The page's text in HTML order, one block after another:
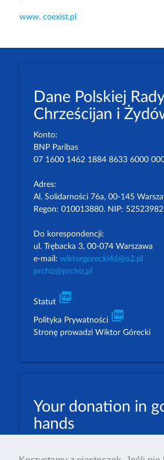
www. coexist.pl
Dane Polskiej Rady
Chrześcijan i
Konto:
BNP Paribas
07 1600 1462 1884 8633 6000
Adres:
Al. Solidarności 76a, 00-145
Regon: 010013880. NIP:
Do korespondencji:
ul. Trębacka 3, 00-074 Warszawa
e-mail: wiktorgorecki46@o2.pl
prchiz@prchiz.pl
Statut picture_as_pdf
Polityka Prywatności picture_as_pdf
Stronę prowadzi Wiktor Górecki
Your donation in
hands